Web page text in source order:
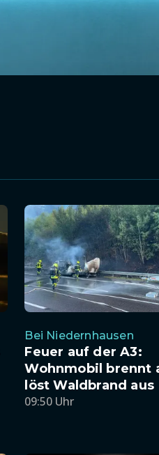
Bei Niedernhausen
Feuer auf der A3:
Wohnmobil brennt
löst Waldbrand aus
09:50 Uhr